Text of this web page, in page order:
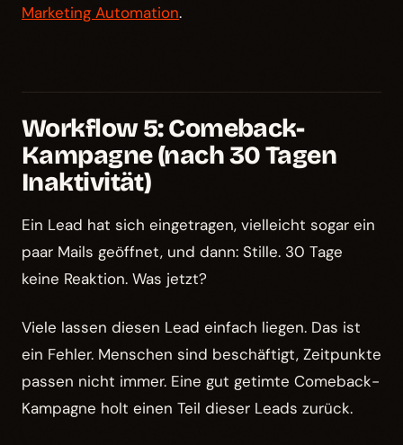
Marketing Automation.
Workflow 5: Comeback-
Kampagne (nach 30 Tagen
Inaktivität)
Ein Lead hat sich eingetragen, vielleicht sogar ein
paar Mails geöffnet, und dann: Stille. 30 Tage
keine Reaktion. Was jetzt?
Viele lassen diesen Lead einfach liegen. Das ist
ein Fehler. Menschen sind beschäftigt, Zeitpunkte
passen nicht immer. Eine gut getimte Comeback-
Kampagne holt einen Teil dieser Leads zurück.